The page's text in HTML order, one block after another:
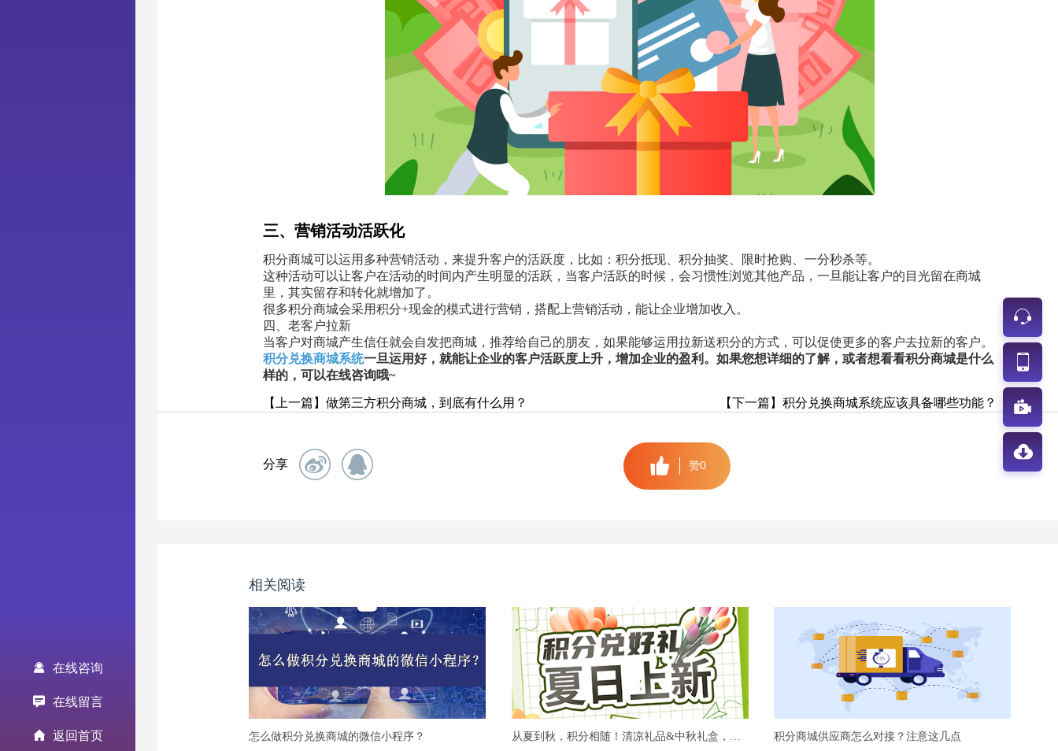
在线咨询
在线留言
返回首页
三、营销活动活跃化
积分商城可以运用多种营销活动，来提升客户的活跃度，比如：积分抵现、积分抽奖、限时抢购、一分秒杀等。
这种活动可以让客户在活动的时间内产生明显的活跃，当客户活跃的时候，会习惯性浏览其他产品，一旦能让客户的目光留在商城
里，其实留存和转化就增加了。
很多积分商城会采用积分+现金的模式进行营销，搭配上营销活动，能让企业增加收入。
四、老客户拉新
当客户对商城产生信任就会自发把商城，推荐给自己的朋友，如果能够运用拉新送积分的方式，可以促使更多的客户去拉新的客户。
积分兑换商城系统一旦运用好，就能让企业的客户活跃度上升，增加企业的盈利。如果您想详细的了解，或者想看看积分商城是什么
样的，可以在线咨询哦~
【上一篇】做第三方积分商城，到底有什么用？ 【下一篇】积分兑换商城系统应该具备哪些功能？
分享 赞0
相关阅读
怎么做积分兑换商城的微信小程序？ 从夏到秋，积分相随！清凉礼品&中秋礼盒，积分商城一站式购齐！ 积分商城供应商怎么对接？注意这几点